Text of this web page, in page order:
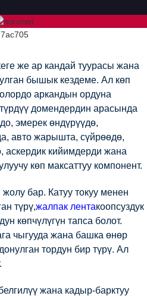
​​же ар кандай туурасы жана
бышык кездеме. Ал көп
аркандын ордуна
домендердин арасында
эмерек өндүрүүдө,
авто жарышта, сүйрөөдө,
аскердик кийимдерди жана
көп максаттуу компонент.
бар. Катуу токуу менен
түрү,жалпак лентакоопсуздук
көпчүлүгүн тапса болот.
чыгууда жана башка өнөр
тордун бир түрү. Ал
жана кадыр-барктуу